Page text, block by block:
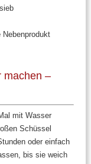
machen –
mit Wasser
Schüssel
oder einfach
bis sie weich